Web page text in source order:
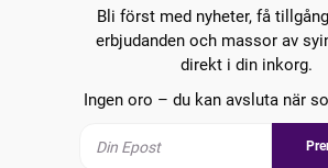
Bli först med nyheter, få
erbjudanden och massor av
direkt i din inkorg.
Ingen oro – du kan avsluta när